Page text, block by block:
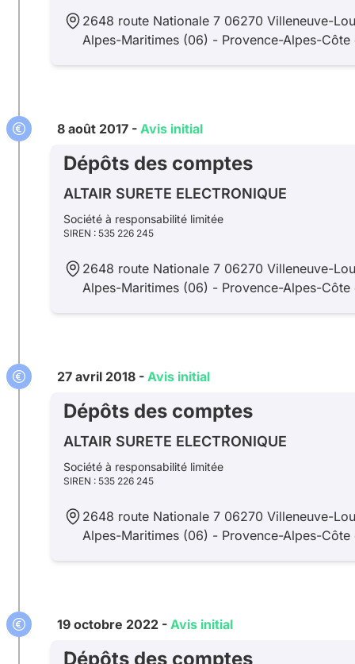
2648 route Nationale 7 06270 Villeneuve-
Alpes-Maritimes (06) - Provence-Alpes-Côte
8 août 2017 - Avis initial
Dépôts des comptes
ALTAIR SURETE ELECTRONIQUE
Société à responsabilité limitée
SIREN : 535 226 245
2648 route Nationale 7 06270 Villeneuve-
Alpes-Maritimes (06) - Provence-Alpes-Côte
27 avril 2018 - Avis initial
Dépôts des comptes
ALTAIR SURETE ELECTRONIQUE
Société à responsabilité limitée
SIREN : 535 226 245
2648 route Nationale 7 06270 Villeneuve-
Alpes-Maritimes (06) - Provence-Alpes-Côte
19 octobre 2022 - Avis initial
Dépôts des comptes